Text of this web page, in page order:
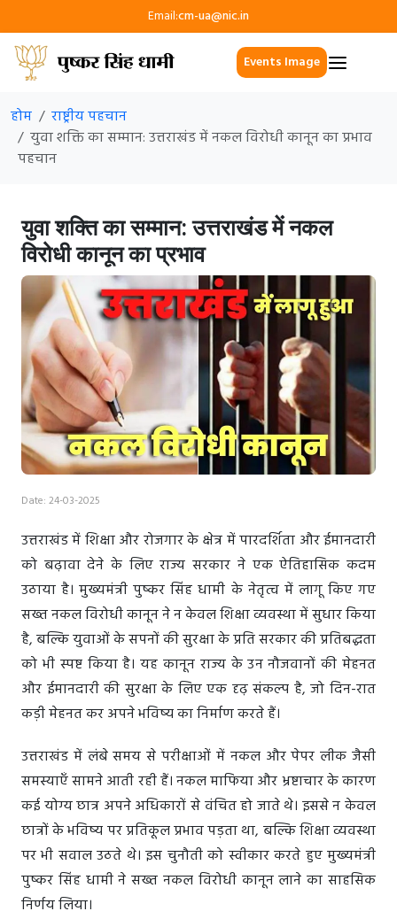
Email:cm-ua@nic.in
Events Image
होम
राष्ट्रीय पहचान
युवा शक्ति का सम्मान: उत्तराखंड में नकल विरोधी कानून का प्रभाव
पहचान
युवा शक्ति का सम्मान: उत्तराखंड में नकल
विरोधी कानून का प्रभाव
Date: 24-03-2025
उत्तराखंड में शिक्षा और रोजगार के क्षेत्र में पारदर्शिता और ईमानदारी
को बढ़ावा देने के लिए राज्य सरकार ने एक ऐतिहासिक कदम
उठाया है। मुख्यमंत्री पुष्कर सिंह धामी के नेतृत्व में लागू किए गए
सख्त नकल विरोधी कानून ने न केवल शिक्षा व्यवस्था में सुधार किया
है, बल्कि युवाओं के सपनों की सुरक्षा के प्रति सरकार की प्रतिबद्धता
को भी स्पष्ट किया है। यह कानून राज्य के उन नौजवानों की मेहनत
और ईमानदारी की सुरक्षा के लिए एक दृढ़ संकल्प है, जो दिन-रात
कड़ी मेहनत कर अपने भविष्य का निर्माण करते हैं।
उत्तराखंड में लंबे समय से परीक्षाओं में नकल और पेपर लीक जैसी
समस्याएँ सामने आती रही हैं। नकल माफिया और भ्रष्टाचार के कारण
कई योग्य छात्र अपने अधिकारों से वंचित हो जाते थे। इससे न केवल
छात्रों के भविष्य पर प्रतिकूल प्रभाव पड़ता था, बल्कि शिक्षा व्यवस्था
पर भी सवाल उठते थे। इस चुनौती को स्वीकार करते हुए मुख्यमंत्री
पुष्कर सिंह धामी ने सख्त नकल विरोधी कानून लाने का साहसिक
निर्णय लिया।